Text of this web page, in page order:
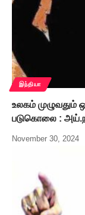
இந்தியா
உலகம் முழுவதும்
படுகொலை :
November 30, 2024